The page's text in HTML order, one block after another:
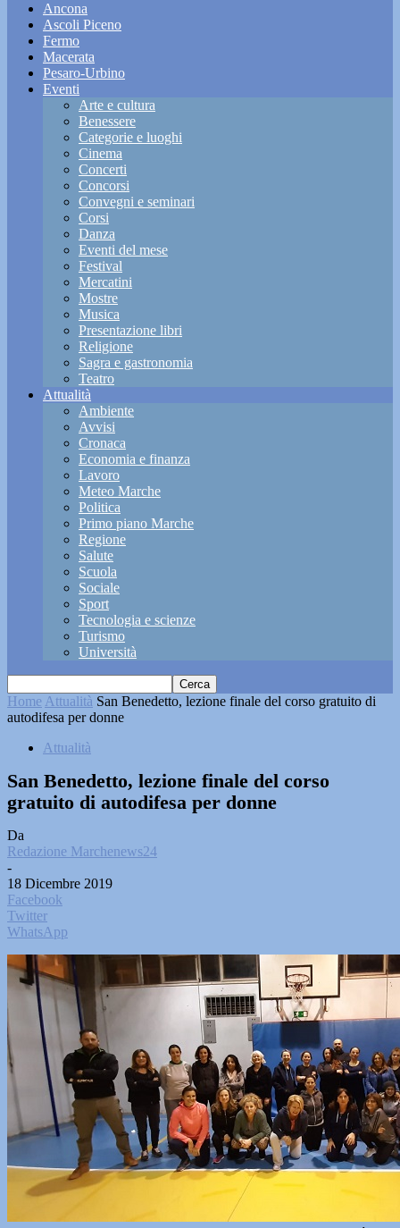
Ancona
Ascoli Piceno
Fermo
Macerata
Pesaro-Urbino
Eventi
Arte e cultura
Benessere
Categorie e luoghi
Cinema
Concerti
Concorsi
Convegni e seminari
Corsi
Danza
Eventi del mese
Festival
Mercatini
Mostre
Musica
Presentazione libri
Religione
Sagra e gastronomia
Teatro
Attualità
Ambiente
Avvisi
Cronaca
Economia e finanza
Lavoro
Meteo Marche
Politica
Primo piano Marche
Regione
Salute
Scuola
Sociale
Sport
Tecnologia e scienze
Turismo
Università
Home Attualità San Benedetto, lezione finale del corso gratuito di
autodifesa per donne
Attualità
San Benedetto, lezione finale del corso
gratuito di autodifesa per donne
Da
Redazione Marchenews24
-
18 Dicembre 2019
Facebook
Twitter
WhatsApp